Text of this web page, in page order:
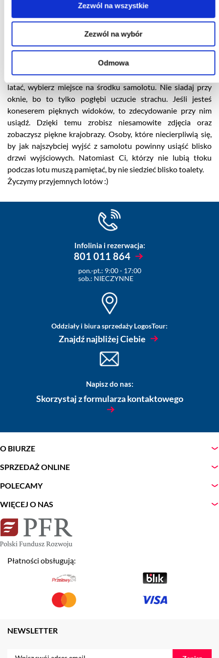
Zezwól na wszystkie
Zezwól na wybór
Odmowa
startem stewardessy i stewardzi przedstawiają zasady
bezpieczeństwa panujące na pokładzie samolotu. Na wszelki
wypadek oglądaj uważnie prezentację i staraj się zapamiętać
jak najwięcej. Na pewno zwiększy to Twoją świadomość, a w
związku z tym poczujesz się bezpieczniej.
10. Wybierz odpowiednie miejsce Jeżeli panicznie boisz się
latać, wybierz miejsce na środku samolotu. Nie siadaj przy
oknie, bo to tylko pogłębi uczucie strachu. Jeśli jesteś
koneserem pięknych widoków, to zdecydowanie przy nim
usiądź. Dzięki temu zrobisz niesamowite zdjęcia oraz
zobaczysz piękne krajobrazy. Osoby, które niecierpliwią się,
by jak najszybciej wyjść z samolotu powinny usiąść blisko
drzwi wyjściowych. Natomiast Ci, którzy nie lubią tłoku
podczas lotu muszą pamiętać, by nie siedzieć blisko toalety.
Życzymy przyjemnych lotów :)
Infolinia i rezerwacja:
801 011 864
pon.-pt.: 9:00 - 17:00
sob.: NIECZYNNE
Oddziały i biura sprzedaży LogosTour:
Znajdź najbliżej Ciebie
Napisz do nas:
Skorzystaj z formularza kontaktowego
O BIURZE
SPRZEDAŻ ONLINE
POLECAMY
WIĘCEJ O NAS
Płatności obsługują:
NEWSLETTER